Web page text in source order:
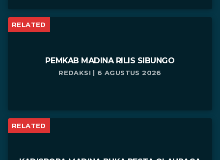
RELATED
PEMKAB MADINA RILIS SIBUNGO
REDAKSI | 6 AGUSTUS 2026
RELATED